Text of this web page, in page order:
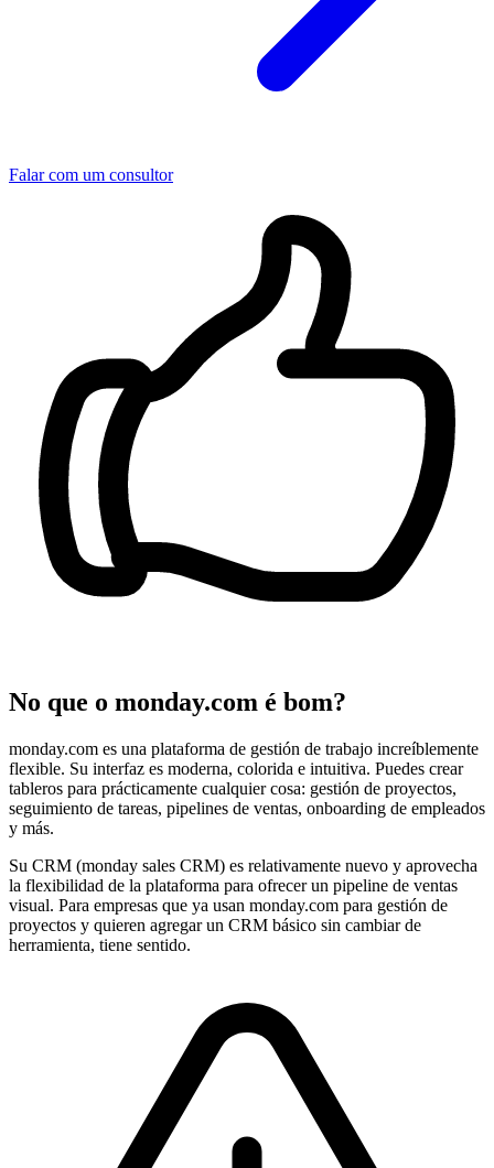
Falar com um consultor
No que o monday.com é bom?
monday.com es una plataforma de gestión de trabajo increíblemente
flexible. Su interfaz es moderna, colorida e intuitiva. Puedes crear
tableros para prácticamente cualquier cosa: gestión de proyectos,
seguimiento de tareas, pipelines de ventas, onboarding de empleados
y más.
Su CRM (monday sales CRM) es relativamente nuevo y aprovecha
la flexibilidad de la plataforma para ofrecer un pipeline de ventas
visual. Para empresas que ya usan monday.com para gestión de
proyectos y quieren agregar un CRM básico sin cambiar de
herramienta, tiene sentido.